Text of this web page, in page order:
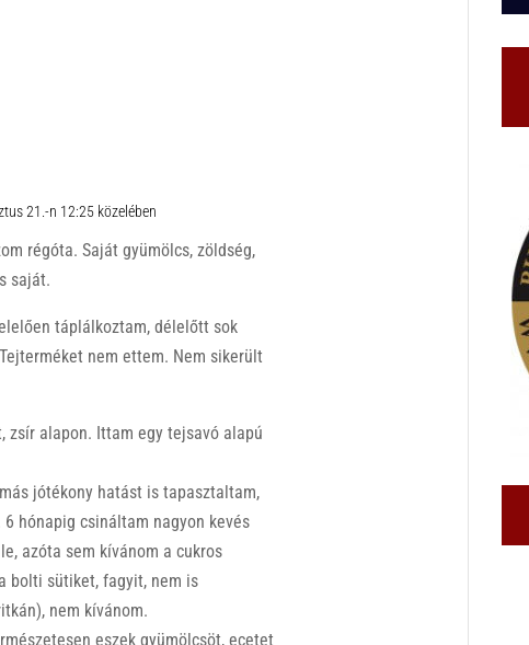
21.-n 12:25 közelében
régóta. Saját gyümölcs, zöldség,
saját.
táplálkoztam, délelőtt sok
nem ettem. Nem sikerült
zsír alapon. Ittam egy tejsavó alapú
jótékony hatást is tapasztaltam,
hónapig csináltam nagyon kevés
azóta sem kívánom a cukros
bolti sütiket, fagyit, nem is
nem kívánom.
eszek gyümölcsöt, ecetet